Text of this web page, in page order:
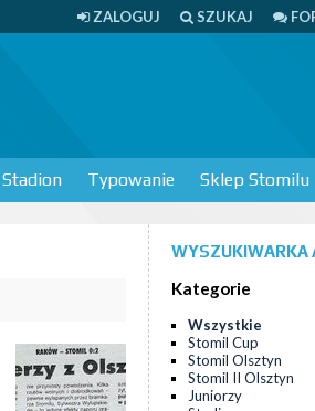
ZALOGUJ SZUKAJ
Stadion Typowanie Sklep Stomilu
WYSZUKIWARKA
Kategorie
Wszystkie
Stomil Cup
Stomil Olsztyn
Stomil II Olsztyn
Juniorzy